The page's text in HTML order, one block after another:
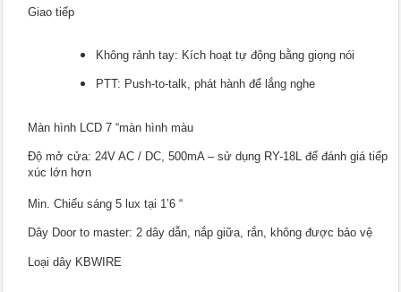
Giao tiếp
Không rảnh tay: Kích hoạt tự động bằng giọng nói
PTT: Push-to-talk, phát hành để lắng nghe
Màn hình LCD 7 “màn hình màu
Độ mở cửa: 24V AC / DC, 500mA – sử dụng RY-18L để đánh giá tiếp
xúc lớn hơn
Min. Chiếu sáng 5 lux tại 1’6 “
Dây Door to master: 2 dây dẫn, nắp giữa, rắn, không được bảo vệ
Loại dây KBWIRE